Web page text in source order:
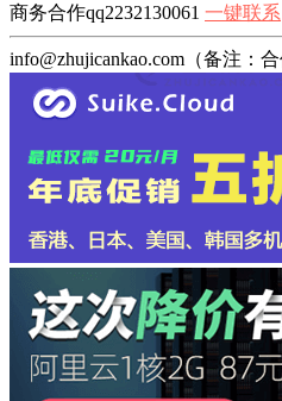
商务合作qq2232130061 一键联系
info@zhujicankao.com（备注：合